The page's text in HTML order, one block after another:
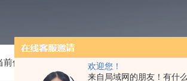
欢迎您！
来自局域网的朋友！有什
前位置： 产品中心